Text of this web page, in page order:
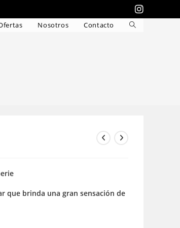
Nosotros Contacto
Alternar
que brinda una gran sensación de